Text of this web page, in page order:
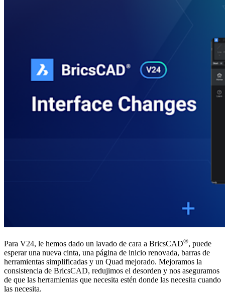
Para V24, le hemos dado un lavado de cara a BricsCAD®, puede
esperar una nueva cinta, una página de inicio renovada, barras de
herramientas simplificadas y un Quad mejorado. Mejoramos la
consistencia de BricsCAD, redujimos el desorden y nos aseguramos
de que las herramientas que necesita estén donde las necesita cuando
las necesita.